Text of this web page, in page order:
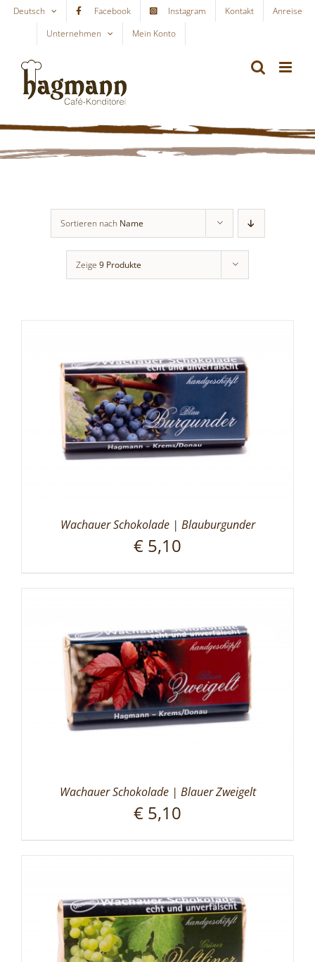
Skip
content
Deutsch Facebook Instagram Kontakt
Anreise
Unternehmen
Mein Konto
Sortieren nach Name
Zeige 9 Produkte
Wachauer Schokolade | Blauburgunder
€ 5,10
Wachauer Schokolade | Blauer Zweigelt
€ 5,10